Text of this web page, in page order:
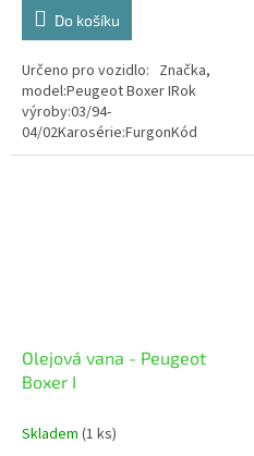
Do košíku
Určeno pro vozidlo: Značka,
model:Peugeot Boxer IRok
výroby:03/94-
04/02Karosérie:FurgonKód
barvy: Stav zboží: Použité
Olejová vana - Peugeot
Boxer I
Skladem (1 ks)